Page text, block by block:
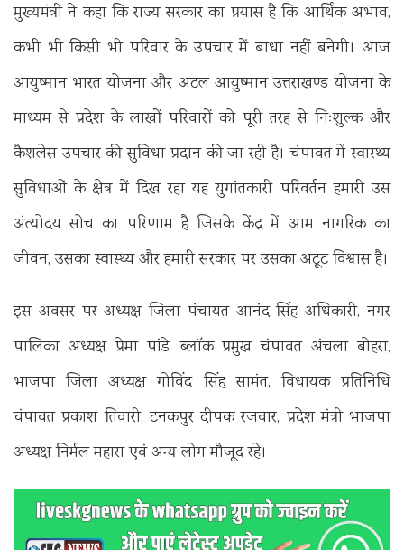
मुख्यमंत्री ने कहा कि राज्य सरकार का प्रयास है कि आर्थिक अभाव,
कभी भी किसी भी परिवार के उपचार में बाधा नहीं बनेगी। आज
आयुष्मान भारत योजना और अटल आयुष्मान उत्तराखण्ड योजना के
माध्यम से प्रदेश के लाखों परिवारों को पूरी तरह से निःशुल्क और
कैशलेस उपचार की सुविधा प्रदान की जा रही है। चंपावत में स्वास्थ्य
सुविधाओं के क्षेत्र में दिख रहा यह युगांतकारी परिवर्तन हमारी उस
अंत्योदय सोच का परिणाम है जिसके केंद्र में आम नागरिक का
जीवन, उसका स्वास्थ्य और हमारी सरकार पर उसका अटूट विश्वास है।
इस अवसर पर अध्यक्ष जिला पंचायत आनंद सिंह अधिकारी, नगर
पालिका अध्यक्ष प्रेमा पांडे, ब्लॉक प्रमुख चंपावत अंचला बोहरा,
भाजपा जिला अध्यक्ष गोविंद सिंह सामंत, विधायक प्रतिनिधि
चंपावत प्रकाश तिवारी, टनकपुर दीपक रजवार, प्रदेश मंत्री भाजपा
अध्यक्ष निर्मल महारा एवं अन्य लोग मौजूद रहे।